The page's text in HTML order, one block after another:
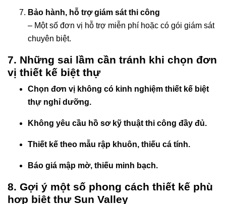
Bảo hành, hỗ trợ giám sát thi công
– Một số đơn vị hỗ trợ miễn phí hoặc có gói giám sát
chuyên biệt.
7. Những sai lầm cần tránh khi chọn đơn
vị thiết kế biệt thự
Chọn đơn vị không có kinh nghiệm thiết kế biệt
thự nghỉ dưỡng.
Không yêu cầu hồ sơ kỹ thuật thi công đầy đủ.
Thiết kế theo mẫu rập khuôn, thiếu cá tính.
Báo giá mập mờ, thiếu minh bạch.
8. Gợi ý một số phong cách thiết kế phù
hợp biệt thự Sun Valley